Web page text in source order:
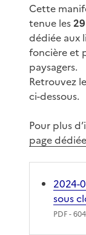
Cette
tenue les
dédiée aux
foncière et
paysagers.
Retrouvez le
ci-dessous.
Pour plus
page
2024-
sous
PDF-